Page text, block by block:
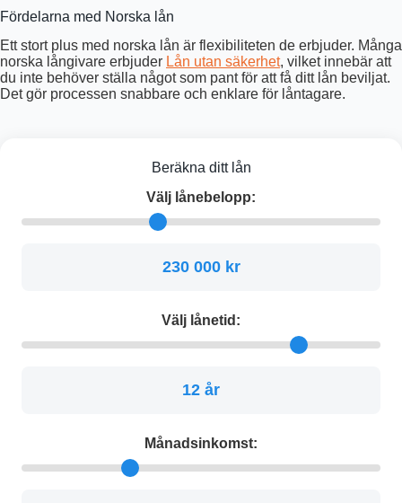
Fördelarna med Norska lån
Ett stort plus med norska lån är flexibiliteten de erbjuder. Många
norska långivare erbjuder Lån utan säkerhet, vilket innebär att
du inte behöver ställa något som pant för att få ditt lån beviljat.
Det gör processen snabbare och enklare för låntagare.
Beräkna ditt lån
Välj lånebelopp:
230 000 kr
Välj lånetid:
12 år
Månadsinkomst: